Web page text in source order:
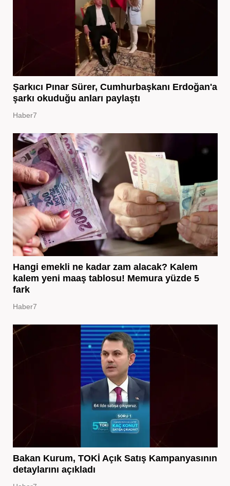
Şarkıcı Pınar Sürer, Cumhurbaşkanı Erdoğan'a
şarkı okuduğu anları paylaştı
Haber7
Hangi emekli ne kadar zam alacak? Kalem
kalem yeni maaş tablosu! Memura yüzde 5
fark
Haber7
Bakan Kurum, TOKİ Açık Satış Kampanyasının
detaylarını açıkladı